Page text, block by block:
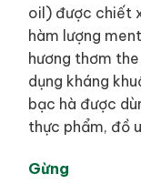
oil) được chiết
hàm lượng
hương thơm
dụng kháng
bạc hà được
thực phẩm, đồ
Gừng